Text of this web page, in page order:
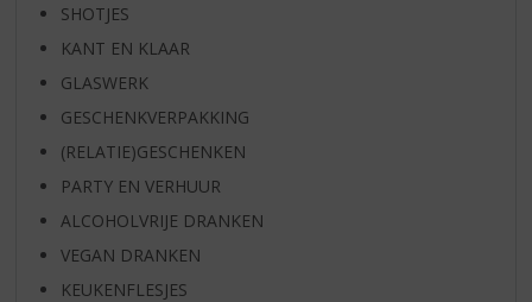
SHOTJES
KANT EN KLAAR
GLASWERK
GESCHENKVERPAKKING
(RELATIE)GESCHENKEN
PARTY EN VERHUUR
ALCOHOLVRIJE DRANKEN
VEGAN DRANKEN
KEUKENFLESJES